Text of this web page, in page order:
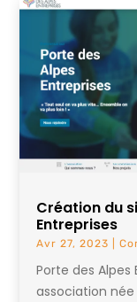
Création du
Entreprises
Avr 27, 2023 |
Porte des Alpes
association